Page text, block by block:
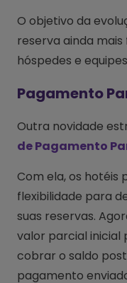
O objetivo da
reserva ainda
hóspedes e
Pagamento
Outra novidade
de Pagamento
Com ela, os hotéis
flexibilidade para
suas reservas.
valor parcial inicial
cobrar o saldo
pagamento